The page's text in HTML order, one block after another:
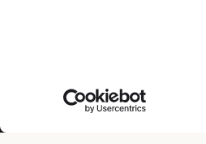
© FPG Media AB 2005-2026